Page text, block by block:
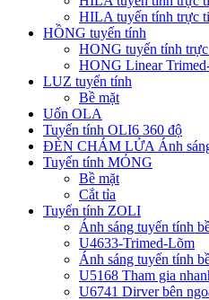
HILA tuyến tính trực
HỒNG tuyến tính
HONG tuyến tính
HONG Linear
LUZ tuyến tính
Bề mặt
Uốn OLA
Tuyến tính OLI6 360 độ
ĐÈN CHÁM LỬA Ánh
Tuyến tính MỎNG
Bề mặt
Cắt tỉa
Tuyến tính ZOLI
Ánh sáng tuyến tính
U4633-Trimed-Lõm
Ánh sáng tuyến tính
U5168 Tham gia
U6741 Dirver bên